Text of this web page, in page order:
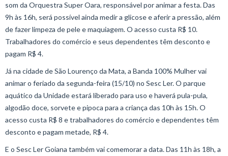
som da Orquestra Super Oara, responsável por animar a festa. Das
9h às 16h, será possível ainda medir a glicose e aferir a pressão, além
de fazer limpeza de pele e maquiagem. O acesso custa R$ 10.
Trabalhadores do comércio e seus dependentes têm desconto e
pagam R$ 4.
Já na cidade de São Lourenço da Mata, a Banda 100% Mulher vai
animar o feriado da segunda-feira (15/10) no Sesc Ler. O parque
aquático da Unidade estará liberado para uso e haverá pula-pula,
algodão doce, sorvete e pipoca para a criança das 10h às 15h. O
acesso custa R$ 8 e trabalhadores do comércio e dependentes têm
desconto e pagam metade, R$ 4.
E o Sesc Ler Goiana também vai comemorar a data. Das 11h às 18h, a